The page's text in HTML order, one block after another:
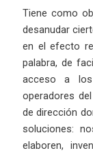
Tiene como
desanudar
en el efecto
palabra, de
acceso a
operadores
de dirección
soluciones:
elaboren,